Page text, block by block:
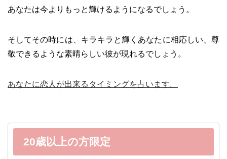
あなたは今よりもっと輝けるようになるでしょう。
そしてその時には、キラキラと輝くあなたに相応しい、尊
敬できるような素晴らしい彼が現れるでしょう。
あなたに恋人が出来るタイミングを占います。
20歳以上の方限定